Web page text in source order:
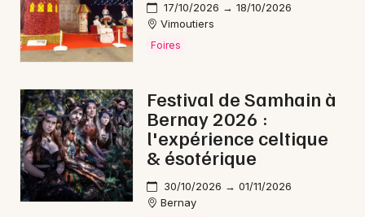
17/10/2026 → 18/10/2026
Vimoutiers
Foires
Festival de Samhain à
Bernay 2026 :
l'expérience celtique
& ésotérique
30/10/2026 → 01/11/2026
Bernay